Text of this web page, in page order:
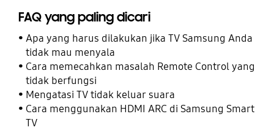
FAQ yang paling dicari
Apa yang harus dilakukan jika TV Samsung Anda
tidak mau menyala
Cara memecahkan masalah Remote Control yang
tidak berfungsi
Mengatasi TV tidak keluar suara
Cara menggunakan HDMI ARC di Samsung Smart
TV